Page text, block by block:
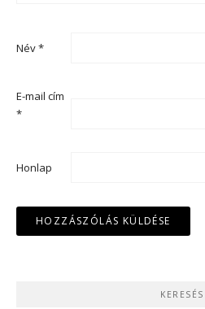
Név*
E-mail cím
*
Honlap
KERESÉS